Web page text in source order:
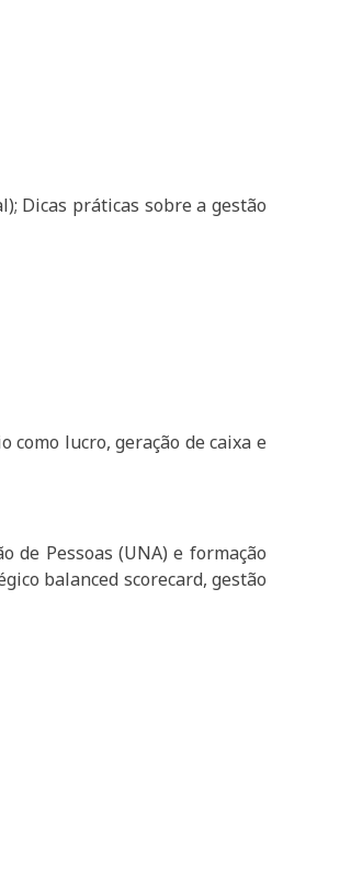
Dicas práticas sobre a gestão
lucro, geração de caixa e
de Pessoas (UNA) e formação
balanced scorecard, gestão